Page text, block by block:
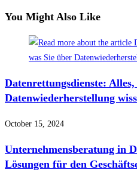
You Might Also Like
Datenrettungsdienste:
Datenwiederherstellung
October 15, 2024
Unternehmensberatung in
Lösungen für den